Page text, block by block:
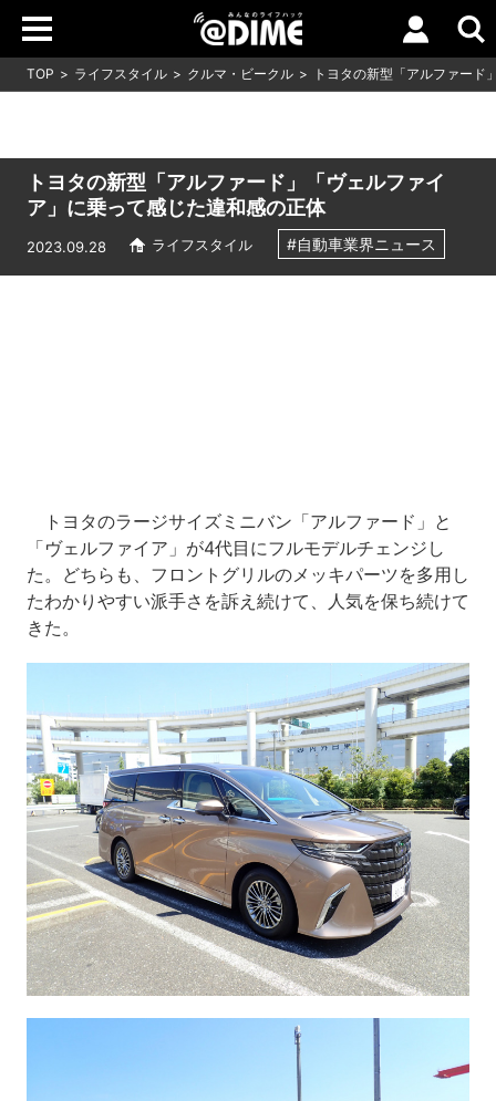
TOP ライフスタイル クルマ・ビークル トヨタの新型「アルファード
トヨタの新型「アルファード」「ヴェルファイ
ア」に乗って感じた違和感の正体
2023.09.28 ライフスタイル #自動車業界ニュース
トヨタのラージサイズミニバン「アルファード」と
「ヴェルファイア」が4代目にフルモデルチェンジし
た。どちらも、フロントグリルのメッキパーツを多用し
たわかりやすい派手さを訴え続けて、人気を保ち続けて
きた。